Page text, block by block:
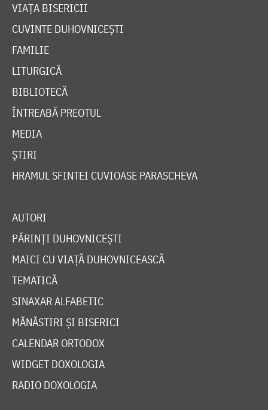
VIAȚA BISERICII
CUVINTE DUHOVNICEȘTI
FAMILIE
LITURGICĂ
BIBLIOTECĂ
ÎNTREABĂ PREOTUL
MEDIA
ȘTIRI
HRAMUL SFINTEI CUVIOASE PARASCHEVA
AUTORI
PĂRINȚI DUHOVNICEȘTI
MAICI CU VIAȚĂ DUHOVNICEASCĂ
TEMATICĂ
SINAXAR ALFABETIC
MĂNĂSTIRI ȘI BISERICI
CALENDAR ORTODOX
WIDGET DOXOLOGIA
RADIO DOXOLOGIA